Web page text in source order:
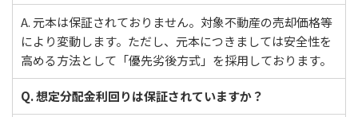
A. 元本は保証されておりません。対象不動産の売却価格等
により変動します。ただし、元本につきましては安全性を
高める方法として「優先劣後方式」を採用しております。
Q. 想定分配金利回りは保証されていますか？